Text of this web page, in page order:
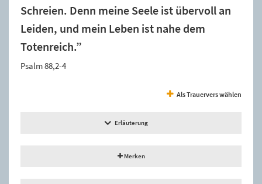
Schreien. Denn meine Seele ist übervoll an
Leiden, und mein Leben ist nahe dem
Totenreich.”
Psalm 88,2-4
Als Trauervers wählen
Erläuterung
Merken